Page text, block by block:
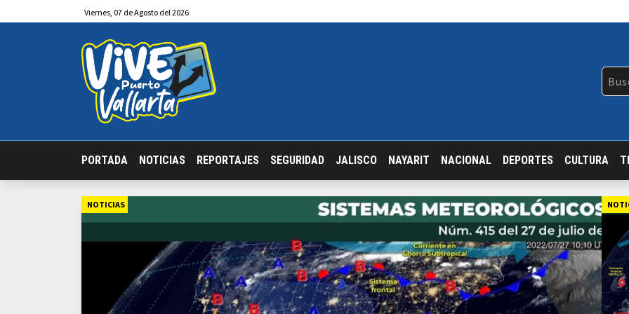
Viernes, 07 deAgosto del 2026
PORTADA NOTICIAS REPORTAJES SEGURIDAD JALISCO NAYARIT NACIONAL DEPORTES CULTURA
NOTICIAS